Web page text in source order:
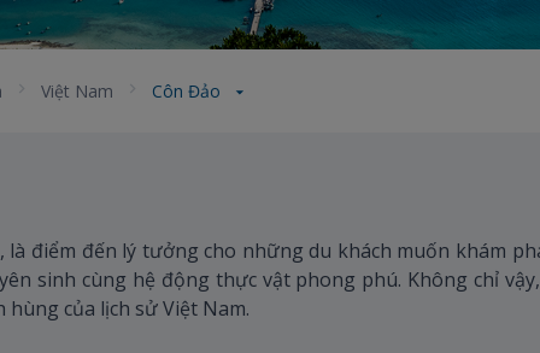
Việt Nam Côn Đảo
điểm đến lý tưởng cho những du khách muốn khám
sinh cùng hệ động thực vật phong phú. Không chỉ
của lịch sử Việt Nam.